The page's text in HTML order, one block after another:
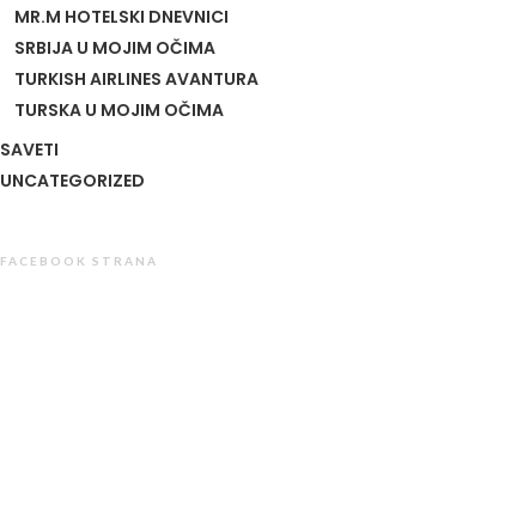
MR.M HOTELSKI DNEVNICI
SRBIJA U MOJIM OČIMA
TURKISH AIRLINES AVANTURA
TURSKA U MOJIM OČIMA
SAVETI
UNCATEGORIZED
FACEBOOK STRANA